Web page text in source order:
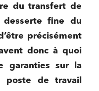
du transfert de
fine du
précisément
donc à quoi
garanties sur la
poste de travail